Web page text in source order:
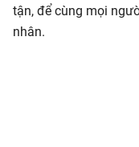
tận, để cùng mọi
nhân.